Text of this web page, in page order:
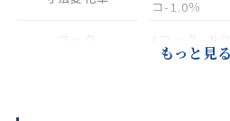
コ-1.0％
もっと見る